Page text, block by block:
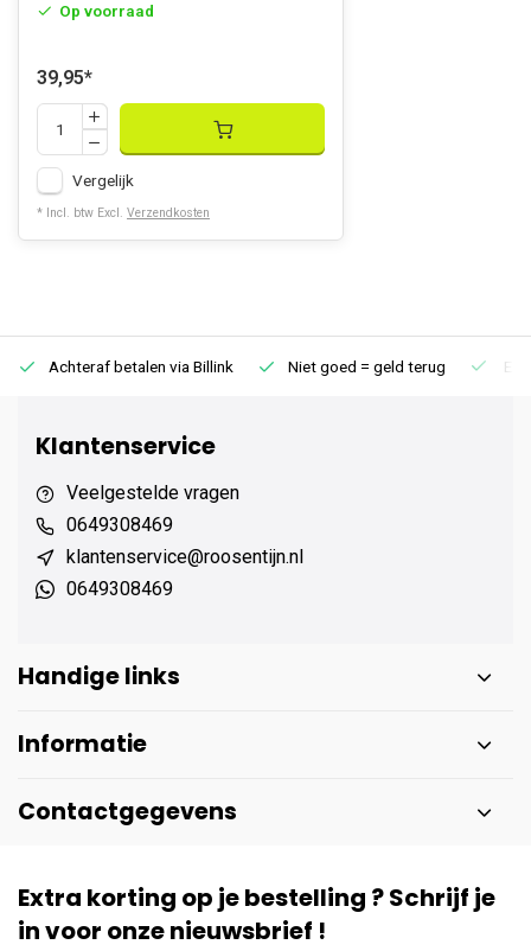
Op voorraad
39,95*
Vergelijk
* Incl. btw Excl. Verzendkosten
Achteraf betalen via Billink Niet goed = geld terug
Klantenservice
Veelgestelde vragen
0649308469
klantenservice@roosentijn.nl
0649308469
Handige links
Informatie
Contactgegevens
Extra korting op je bestelling ? Schrijf je
in voor onze nieuwsbrief !